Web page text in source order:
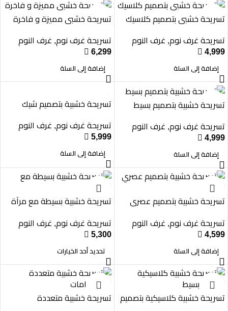
تسريحة خشبي بتصميم كلاسيك
تسريحة غرف نوم, غرف النوم
 4,999
إضافة إلى السلة
تسريحة خشبي مميزة و فاخرة
تسريحة غرف نوم, غرف النوم
 6,299
إضافة إلى السلة
تسريحة خشبية بتصميم بسيط
تسريحة غرف نوم, غرف النوم
 4,999
إضافة إلى السلة
تسريحة خشبية بتصميم شيك
تسريحة غرف نوم, غرف النوم
 5,999
إضافة إلى السلة
تسريحة خشبية بتصميم عصري
تسريحة غرف نوم, غرف النوم
 4,599
إضافة إلى السلة
تسريحة خشبية بسيطة مع مرآة
تسريحة غرف نوم, غرف النوم
 5,300
تحديد أحد الخيارات
تسريحة خشبية كلاسيكية بتصميم تسريحة خشبية متعددة